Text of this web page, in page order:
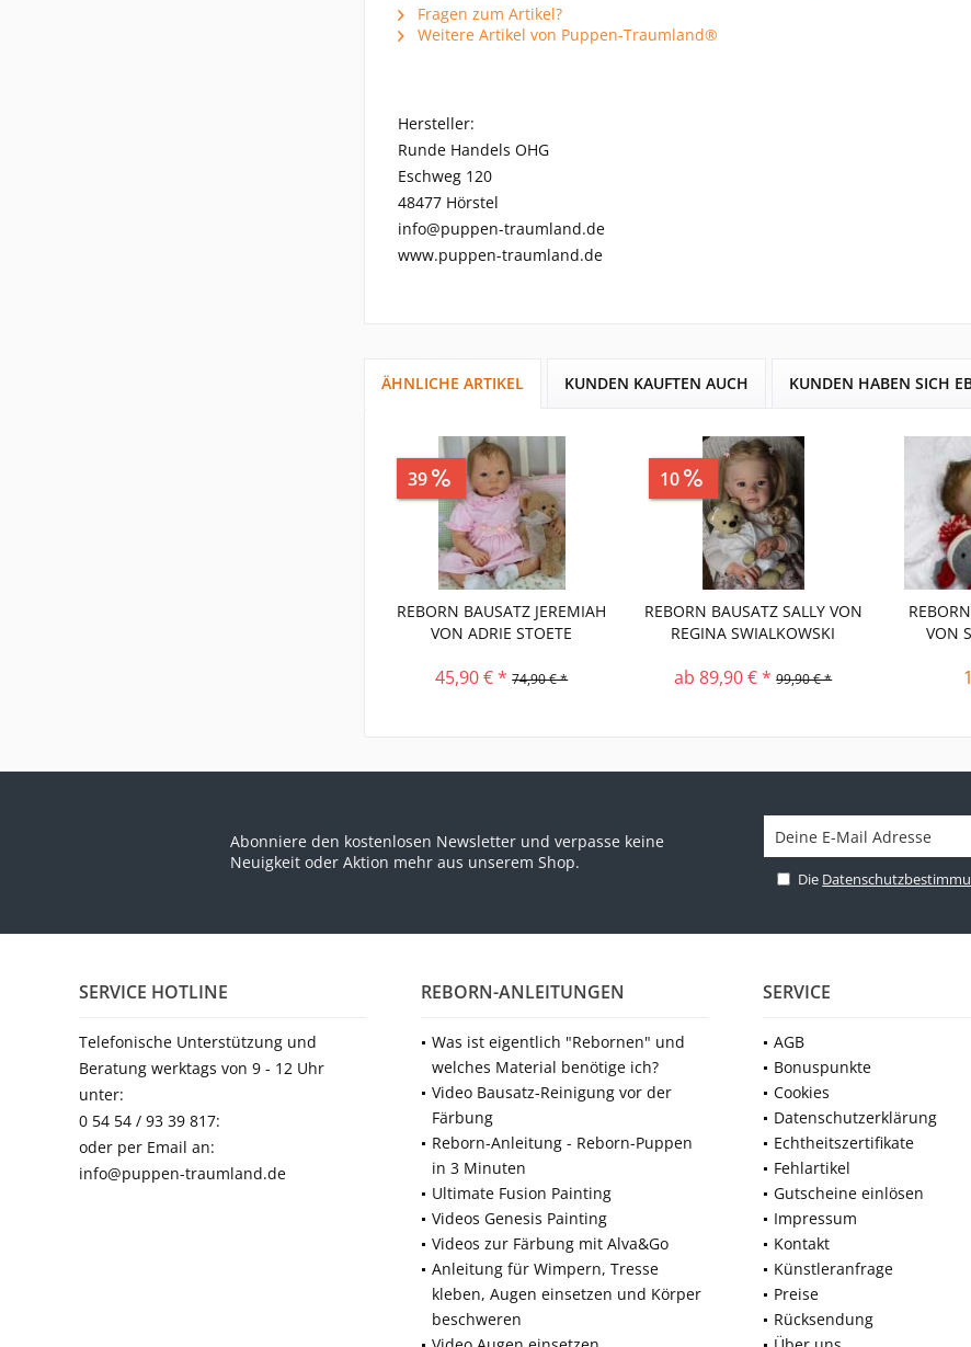
Fragen zum Artikel?
Weitere Artikel von Puppen-Traumland®
Hersteller:
Runde Handels OHG
Eschweg 120
48477 Hörstel
info@puppen-traumland.de
www.puppen-traumland.de
ÄHNLICHE ARTIKEL KUNDEN KAUFTEN AUCH KUNDEN HABEN SICH
39 Sparen29,00 €
REBORN BAUSATZ JEREMIAH
VON ADRIE STOETE
45,90 € * 74,90 € *
10 Sparen10,00 €
REBORN BAUSATZ SALLY VON
REGINA SWIALKOWSKI
ab 89,90 € * 99,90 € *
VON
Abonniere den kostenlosen Newsletter und verpasse keine
Neuigkeit oder Aktion mehr aus unserem Shop.
Die
SERVICE HOTLINE
Telefonische Unterstützung und
Beratung werktags von 9 - 12 Uhr
unter:
0 54 54 / 93 39 817:
oder per Email an:
info@puppen-traumland.de
REBORN-ANLEITUNGEN
Was ist eigentlich "Rebornen" und
welches Material benötige ich?
Video Bausatz-Reinigung vor der
Färbung
Reborn-Anleitung - Reborn-Puppen
in 3 Minuten
Ultimate Fusion Painting
Videos Genesis Painting
Videos zur Färbung mit Alva&Go
Anleitung für Wimpern, Tresse
kleben, Augen einsetzen und Körper
beschweren
SERVICE
AGB
Bonuspunkte
Cookies
Datenschutzerklärung
Echtheitszertifikate
Fehlartikel
Gutscheine einlösen
Impressum
Kontakt
Künstleranfrage
Preise
Rücksendung